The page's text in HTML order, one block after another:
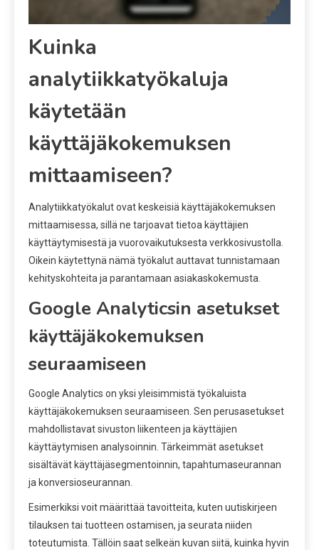
Kuinka
analytiikkatyökaluja
käytetään
käyttäjäkokemuksen
mittaamiseen?
Analytiikkatyökalut ovat keskeisiä käyttäjäkokemuksen
mittaamisessa, sillä ne tarjoavat tietoa käyttäjien
käyttäytymisestä ja vuorovaikutuksesta verkkosivustolla.
Oikein käytettynä nämä työkalut auttavat tunnistamaan
kehityskohteita ja parantamaan asiakaskokemusta.
Google Analyticsin asetukset
käyttäjäkokemuksen
seuraamiseen
Google Analytics on yksi yleisimmistä työkaluista
käyttäjäkokemuksen seuraamiseen. Sen perusasetukset
mahdollistavat sivuston liikenteen ja käyttäjien
käyttäytymisen analysoinnin. Tärkeimmät asetukset
sisältävät käyttäjäsegmentoinnin, tapahtumaseurannan
ja konversioseurannan.
Esimerkiksi voit määrittää tavoitteita, kuten uutiskirjeen
tilauksen tai tuotteen ostamisen, ja seurata niiden
toteutumista. Tällöin saat selkeän kuvan siitä, kuinka hyvin